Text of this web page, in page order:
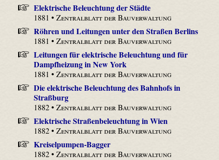
Elektrische Beleuchtung der Städte
1881 •Zentralblatt der Bauverwaltung
Röhren und Leitungen unter den Straßen Berlins
1881 •Zentralblatt der Bauverwaltung
Leitungen für elektrische Beleuchtung und für
Dampfheizung in New York
1881 •Zentralblatt der Bauverwaltung
Die elektrische Beleuchtung des Bahnhofs in
Straßburg
1882 •Zentralblatt der Bauverwaltung
Elektrische Straßenbeleuchtung in Wien
1882 •Zentralblatt der Bauverwaltung
Kreiselpumpen-Bagger
1882 •Zentralblatt der Bauverwaltung